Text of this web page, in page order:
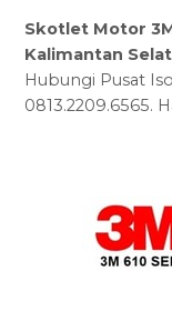
Skotlet Motor
Kalimantan
Hubungi Pusat
0813.2209.6565.